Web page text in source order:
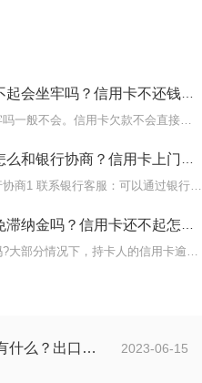
坐牢吗？信用卡不还钱会坐牢吗
信用卡都逾期了还不起会坐牢吗一般不会。信用卡欠款不会直接导致坐
行协商？信用卡上门催收合法吗？
信用卡逾期半年了怎么和银行协商1 联系银行客服：可以通过银行官方
吗？信用卡还不起怎么办? 当前热议
信用卡逾期可以减免滞纳金吗?大部分情况下，持卡人的信用卡逾期之后
2023-06-15
办理出口退税的材料有什么？出口退税的办理程序有哪些？电器出口退税怎么算？ 世界今日报